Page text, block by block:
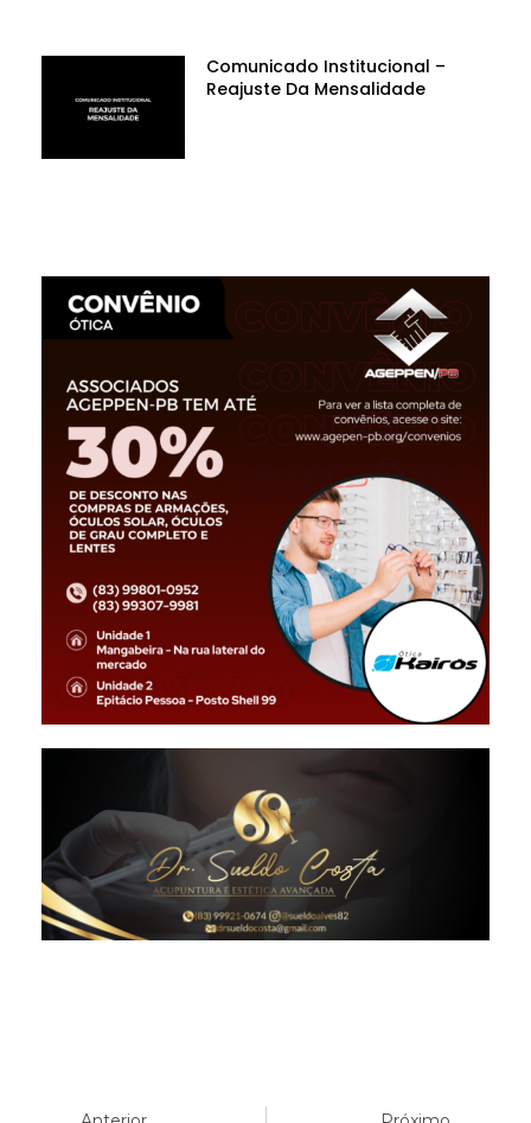
Comunicado Institucional –
Reajuste Da Mensalidade